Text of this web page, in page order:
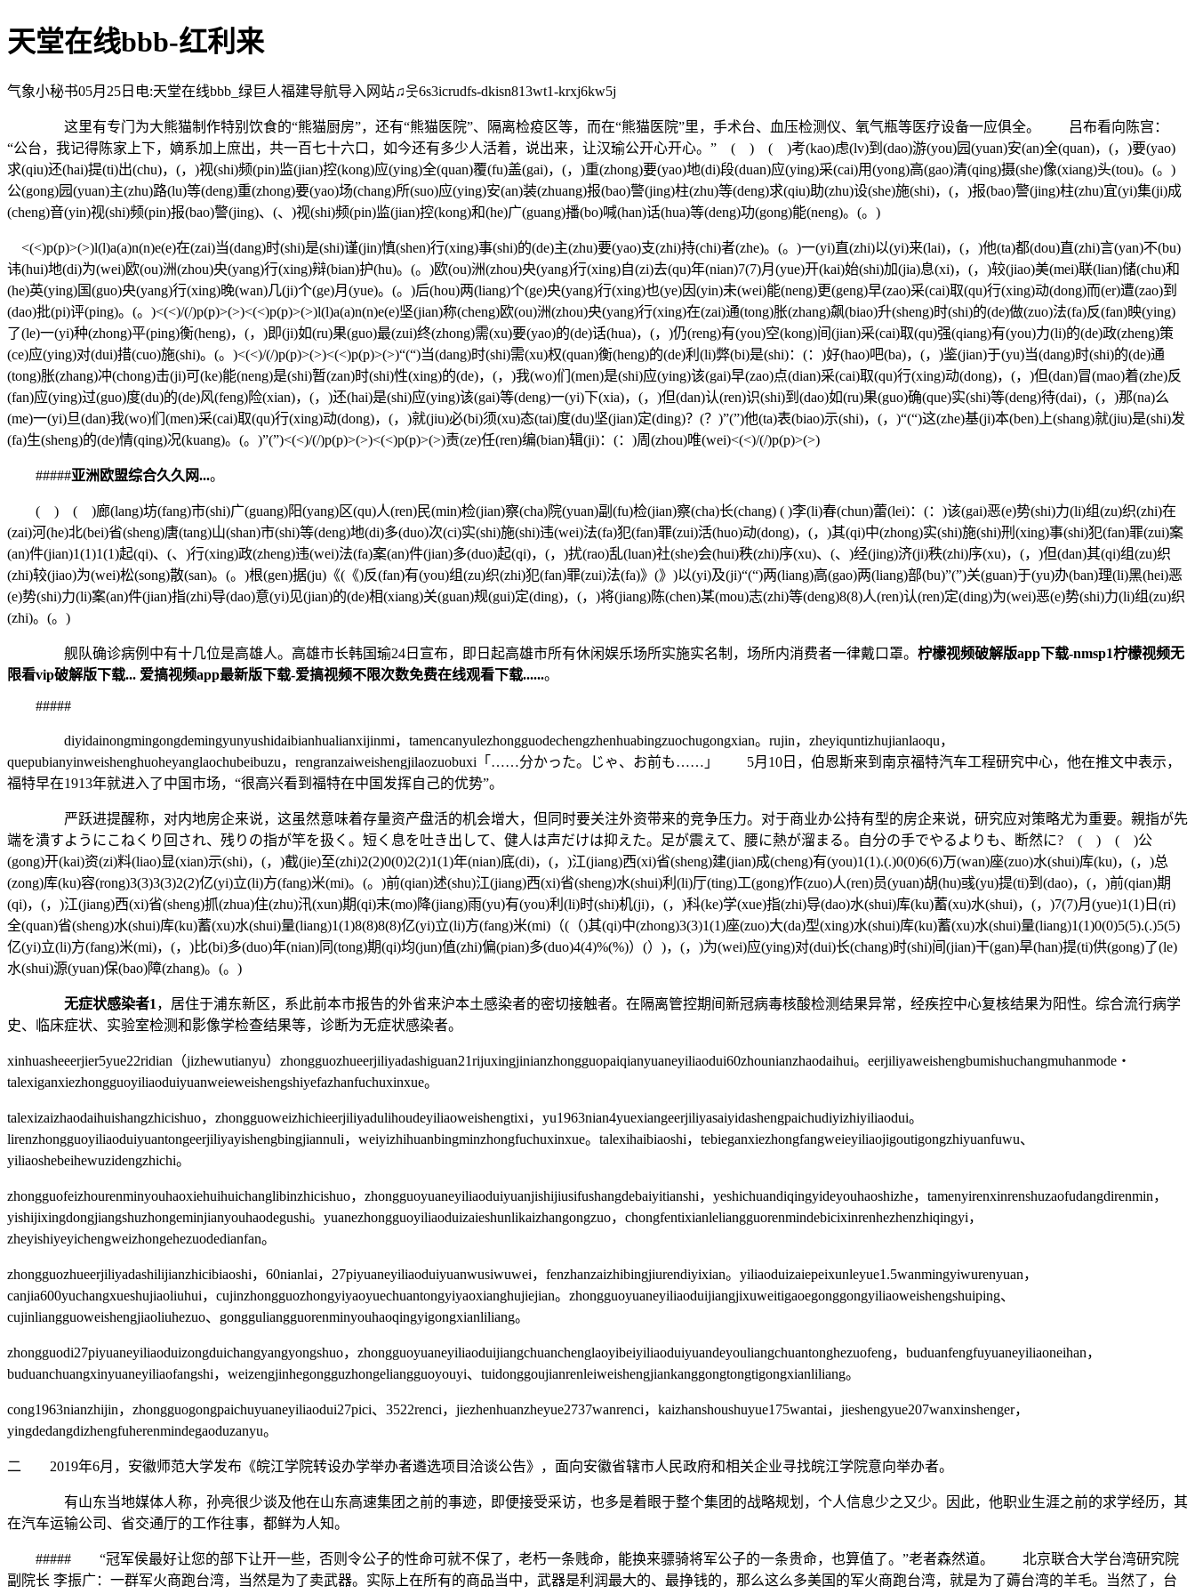
天堂在线bbb-红利来
气象小秘书05月25日电:天堂在线bbb_绿巨人福建导航导入网站♫웃6s3icrudfs-dkisn813wt1-krxj6kw5j
这里有专门为大熊猫制作特别饮食的“熊猫厨房”，还有“熊猫医院”、隔离检疫区等，而在“熊猫医院”里，手术台、血压检测仪、氧气瓶等医疗设备一应俱全。 吕布看向陈宫：
“公台，我记得陈家上下，嫡系加上庶出，共一百七十六口，如今还有多少人活着，说出来，让汉瑜公开心开心。” ( ) ( )考(kao)虑(lv)到(dao)游(you)园(yuan)安(an)全(quan)，(，)要(yao)
求(qiu)还(hai)提(ti)出(chu)，(，)视(shi)频(pin)监(jian)控(kong)应(ying)全(quan)覆(fu)盖(gai)，(，)重(zhong)要(yao)地(di)段(duan)应(ying)采(cai)用(yong)高(gao)清(qing)摄(she)像(xiang)头(tou)。(。)
公(gong)园(yuan)主(zhu)路(lu)等(deng)重(zhong)要(yao)场(chang)所(suo)应(ying)安(an)装(zhuang)报(bao)警(jing)柱(zhu)等(deng)求(qiu)助(zhu)设(she)施(shi)，(，)报(bao)警(jing)柱(zhu)宜(yi)集(ji)成
(cheng)音(yin)视(shi)频(pin)报(bao)警(jing)、(、)视(shi)频(pin)监(jian)控(kong)和(he)广(guang)播(bo)喊(han)话(hua)等(deng)功(gong)能(neng)。(。)
<(<)p(p)>(>)l(l)a(a)n(n)e(e)在(zai)当(dang)时(shi)是(shi)谨(jin)慎(shen)行(xing)事(shi)的(de)主(zhu)要(yao)支(zhi)持(chi)者(zhe)。(。)一(yi)直(zhi)以(yi)来(lai)，(，)他(ta)都(dou)直(zhi)言(yan)不(bu)
讳(hui)地(di)为(wei)欧(ou)洲(zhou)央(yang)行(xing)辩(bian)护(hu)。(。)欧(ou)洲(zhou)央(yang)行(xing)自(zi)去(qu)年(nian)7(7)月(yue)开(kai)始(shi)加(jia)息(xi)，(，)较(jiao)美(mei)联(lian)储(chu)和
(he)英(ying)国(guo)央(yang)行(xing)晚(wan)几(ji)个(ge)月(yue)。(。)后(hou)两(liang)个(ge)央(yang)行(xing)也(ye)因(yin)未(wei)能(neng)更(geng)早(zao)采(cai)取(qu)行(xing)动(dong)而(er)遭(zao)到
(dao)批(pi)评(ping)。(。)<(<)/(/)p(p)>(>)<(<)p(p)>(>)l(l)a(a)n(n)e(e)坚(jian)称(cheng)欧(ou)洲(zhou)央(yang)行(xing)在(zai)通(tong)胀(zhang)飙(biao)升(sheng)时(shi)的(de)做(zuo)法(fa)反(fan)映(ying)
了(le)一(yi)种(zhong)平(ping)衡(heng)，(，)即(ji)如(ru)果(guo)最(zui)终(zhong)需(xu)要(yao)的(de)话(hua)，(，)仍(reng)有(you)空(kong)间(jian)采(cai)取(qu)强(qiang)有(you)力(li)的(de)政(zheng)策
(ce)应(ying)对(dui)措(cuo)施(shi)。(。)<(<)/(/)p(p)>(>)<(<)p(p)>(>)“(“)当(dang)时(shi)需(xu)权(quan)衡(heng)的(de)利(li)弊(bi)是(shi)：(：)好(hao)吧(ba)，(，)鉴(jian)于(yu)当(dang)时(shi)的(de)通
(tong)胀(zhang)冲(chong)击(ji)可(ke)能(neng)是(shi)暂(zan)时(shi)性(xing)的(de)，(，)我(wo)们(men)是(shi)应(ying)该(gai)早(zao)点(dian)采(cai)取(qu)行(xing)动(dong)，(，)但(dan)冒(mao)着(zhe)反
(fan)应(ying)过(guo)度(du)的(de)风(feng)险(xian)，(，)还(hai)是(shi)应(ying)该(gai)等(deng)一(yi)下(xia)，(，)但(dan)认(ren)识(shi)到(dao)如(ru)果(guo)确(que)实(shi)等(deng)待(dai)，(，)那(na)么
(me)一(yi)旦(dan)我(wo)们(men)采(cai)取(qu)行(xing)动(dong)，(，)就(jiu)必(bi)须(xu)态(tai)度(du)坚(jian)定(ding)？(？)”(”)他(ta)表(biao)示(shi)，(，)“(“)这(zhe)基(ji)本(ben)上(shang)就(jiu)是(shi)发
(fa)生(sheng)的(de)情(qing)况(kuang)。(。)”(”)<(<)/(/)p(p)>(>)<(<)p(p)>(>)责(ze)任(ren)编(bian)辑(ji)：(：)周(zhou)唯(wei)<(<)/(/)p(p)>(>)
#####亚洲欧盟综合久久网...。
( ) ( )廊(lang)坊(fang)市(shi)广(guang)阳(yang)区(qu)人(ren)民(min)检(jian)察(cha)院(yuan)副(fu)检(jian)察(cha)长(chang) ( )李(li)春(chun)蕾(lei)：(：)该(gai)恶(e)势(shi)力(li)组(zu)织(zhi)在
(zai)河(he)北(bei)省(sheng)唐(tang)山(shan)市(shi)等(deng)地(di)多(duo)次(ci)实(shi)施(shi)违(wei)法(fa)犯(fan)罪(zui)活(huo)动(dong)，(，)其(qi)中(zhong)实(shi)施(shi)刑(xing)事(shi)犯(fan)罪(zui)案
(an)件(jian)1(1)1(1)起(qi)、(、)行(xing)政(zheng)违(wei)法(fa)案(an)件(jian)多(duo)起(qi)，(，)扰(rao)乱(luan)社(she)会(hui)秩(zhi)序(xu)、(、)经(jing)济(ji)秩(zhi)序(xu)，(，)但(dan)其(qi)组(zu)织
(zhi)较(jiao)为(wei)松(song)散(san)。(。)根(gen)据(ju)《(《)反(fan)有(you)组(zu)织(zhi)犯(fan)罪(zui)法(fa)》(》)以(yi)及(ji)“(“)两(liang)高(gao)两(liang)部(bu)”(”)关(guan)于(yu)办(ban)理(li)黑(hei)恶
(e)势(shi)力(li)案(an)件(jian)指(zhi)导(dao)意(yi)见(jian)的(de)相(xiang)关(guan)规(gui)定(ding)，(，)将(jiang)陈(chen)某(mou)志(zhi)等(deng)8(8)人(ren)认(ren)定(ding)为(wei)恶(e)势(shi)力(li)组(zu)织
(zhi)。(。)
舰队确诊病例中有十几位是高雄人。高雄市长韩国瑜24日宣布，即日起高雄市所有休闲娱乐场所实施实名制，场所内消费者一律戴口罩。 柠檬视频破解版app下载-nmsp1柠檬视频无
限看vip破解版下载... 爱搞视频app最新版下载-爱搞视频不限次数免费在线观看下载......。
#####
diyidainongmingongdemingyunyushidaibianhualianxijinmi，tamencanyulezhongguodechengzhenhuabingzuochugongxian。rujin，zheyiquntizhujianlaoqu，
quepubianyinweishenghuoheyanglaochubeibuzu，rengranzaiweishengjilaozuobuxi「……分かった。じゃ、お前も……」 5月10日，伯恩斯来到南京福特汽车工程研究中心，他在推文中表示，
福特早在1913年就进入了中国市场，“很高兴看到福特在中国发挥自己的优势”。
严跃进提醒称，对内地房企来说，这虽然意味着存量资产盘活的机会增大，但同时要关注外资带来的竞争压力。对于商业办公持有型的房企来说，研究应对策略尤为重要。親指が先
端を潰すようにこねくり回され、残りの指が竿を扱く。短く息を吐き出して、健人は声だけは抑えた。足が震えて、腰に熱が溜まる。自分の手でやるよりも、断然に? ( ) ( )公
(gong)开(kai)资(zi)料(liao)显(xian)示(shi)，(，)截(jie)至(zhi)2(2)0(0)2(2)1(1)年(nian)底(di)，(，)江(jiang)西(xi)省(sheng)建(jian)成(cheng)有(you)1(1).(.)0(0)6(6)万(wan)座(zuo)水(shui)库(ku)，(，)总
(zong)库(ku)容(rong)3(3)3(3)2(2)亿(yi)立(li)方(fang)米(mi)。(。)前(qian)述(shu)江(jiang)西(xi)省(sheng)水(shui)利(li)厅(ting)工(gong)作(zuo)人(ren)员(yuan)胡(hu)彧(yu)提(ti)到(dao)，(，)前(qian)期
(qi)，(，)江(jiang)西(xi)省(sheng)抓(zhua)住(zhu)汛(xun)期(qi)末(mo)降(jiang)雨(yu)有(you)利(li)时(shi)机(ji)，(，)科(ke)学(xue)指(zhi)导(dao)水(shui)库(ku)蓄(xu)水(shui)，(，)7(7)月(yue)1(1)日(ri)
全(quan)省(sheng)水(shui)库(ku)蓄(xu)水(shui)量(liang)1(1)8(8)8(8)亿(yi)立(li)方(fang)米(mi)（(（)其(qi)中(zhong)3(3)1(1)座(zuo)大(da)型(xing)水(shui)库(ku)蓄(xu)水(shui)量(liang)1(1)0(0)5(5).(.)5(5)
亿(yi)立(li)方(fang)米(mi)，(，)比(bi)多(duo)年(nian)同(tong)期(qi)均(jun)值(zhi)偏(pian)多(duo)4(4)%(%)）(）)，(，)为(wei)应(ying)对(dui)长(chang)时(shi)间(jian)干(gan)旱(han)提(ti)供(gong)了(le)
水(shui)源(yuan)保(bao)障(zhang)。(。)
无症状感染者1 ，居住于浦东新区，系此前本市报告的外省来沪本土感染者的密切接触者。在隔离管控期间新冠病毒核酸检测结果异常，经疾控中心复核结果为阳性。综合流行病学
史、临床症状、实验室检测和影像学检查结果等，诊断为无症状感染者。
xinhuasheeerjier5yue22ridian（jizhewutianyu）zhongguozhueerjiliyadashiguan21rijuxingjinianzhongguopaiqianyuaneyiliaodui60zhounianzhaodaihui。eerjiliyaweishengbumishuchangmuhanmode・
talexiganxiezhongguoyiliaoduiyuanweieweishengshiyefazhanfuchuxinxue。
talexizaizhaodaihuishangzhicishuo，zhongguoweizhichieerjiliyadulihoudeyiliaoweishengtixi，yu1963nian4yuexiangeerjiliyasaiyidashengpaichudiyizhiyiliaodui。
lirenzhongguoyiliaoduiyuantongeerjiliyayishengbingjiannuli，weiyizhihuanbingminzhongfuchuxinxue。talexihaibiaoshi，tebieganxiezhongfangweieyiliaojigoutigongzhiyuanfuwu、
yiliaoshebeihewuzidengzhichi。
zhongguofeizhourenminyouhaoxiehuihuichanglibinzhicishuo，zhongguoyuaneyiliaoduiyuanjishijiusifushangdebaiyitianshi，yeshichuandiqingyideyouhaoshizhe，tamenyirenxinrenshuzaofudangdirenmin，
yishijixingdongjiangshuzhongeminjianyouhaodegushi。yuanezhongguoyiliaoduizaieshunlikaizhangongzuo，chongfentixianleliangguorenmindebicixinrenhezhenzhiqingyi，
zheyishiyeyichengweizhongehezuodedianfan。
zhongguozhueerjiliyadashilijianzhicibiaoshi，60nianlai，27piyuaneyiliaoduiyuanwusiwuwei，fenzhanzaizhibingjiurendiyixian。yiliaoduizaiepeixunleyue1.5wanmingyiwurenyuan，
canjia600yuchangxueshujiaoliuhui，cujinzhongguozhongyiyaoyuechuantongyiyaoxianghujiejian。zhongguoyuaneyiliaoduijiangjixuweitigaoegonggongyiliaoweishengshuiping、
cujinliangguoweishengjiaoliuhezuo、gongguliangguorenminyouhaoqingyigongxianliliang。
zhongguodi27piyuaneyiliaoduizongduichangyangyongshuo，zhongguoyuaneyiliaoduijiangchuanchenglaoyibeiyiliaoduiyuandeyouliangchuantonghezuofeng，buduanfengfuyuaneyiliaoneihan，
buduanchuangxinyuaneyiliaofangshi，weizengjinhegongguzhongeliangguoyouyi、tuidonggoujianrenleiweishengjiankanggongtongtigongxianliliang。
cong1963nianzhijin，zhongguogongpaichuyuaneyiliaodui27pici、3522renci，jiezhenhuanzheyue2737wanrenci，kaizhanshoushuyue175wantai，jieshengyue207wanxinshenger，
yingdedangdizhengfuherenmindegaoduzanyu。
二 2019年6月，安徽师范大学发布《皖江学院转设办学举办者遴选项目洽谈公告》，面向安徽省辖市人民政府和相关企业寻找皖江学院意向举办者。
有山东当地媒体人称，孙亮很少谈及他在山东高速集团之前的事迹，即便接受采访，也多是着眼于整个集团的战略规划，个人信息少之又少。因此，他职业生涯之前的求学经历，其
在汽车运输公司、省交通厅的工作往事，都鲜为人知。
##### “冠军侯最好让您的部下让开一些，否则令公子的性命可就不保了，老朽一条贱命，能换来骠骑将军公子的一条贵命，也算值了。”老者森然道。 北京联合大学台湾研究院
副院长 李振广：一群军火商跑台湾，当然是为了卖武器。实际上在所有的商品当中，武器是利润最大的、最挣钱的，那么这么多美国的军火商跑台湾，就是为了薅台湾的羊毛。当然了，台